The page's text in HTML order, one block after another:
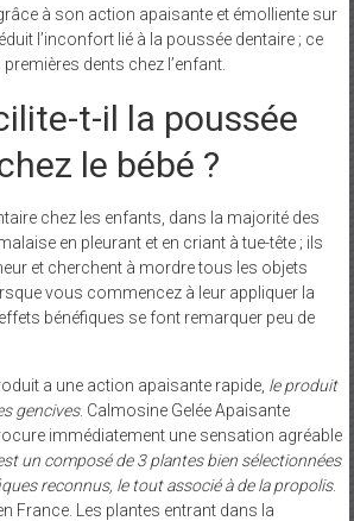
grâce à son action apaisante et émolliente sur
l’inconfort lié à la poussée dentaire ; ce
dents chez l’enfant.
t-il la poussée
le bébé ?
chez les enfants, dans la majorité des
en pleurant et en criant à tue-tête ; ils
et cherchent à mordre tous les objets
vous commencez à leur appliquer la
bénéfiques se font remarquer peu de
a une action apaisante rapide, le produit
gencives. Calmosine Gelée Apaisante
immédiatement une sensation agréable
un composé de 3 plantes bien sélectionnées
reconnus, le tout associé à de la propolis.
France. Les plantes entrant dans la